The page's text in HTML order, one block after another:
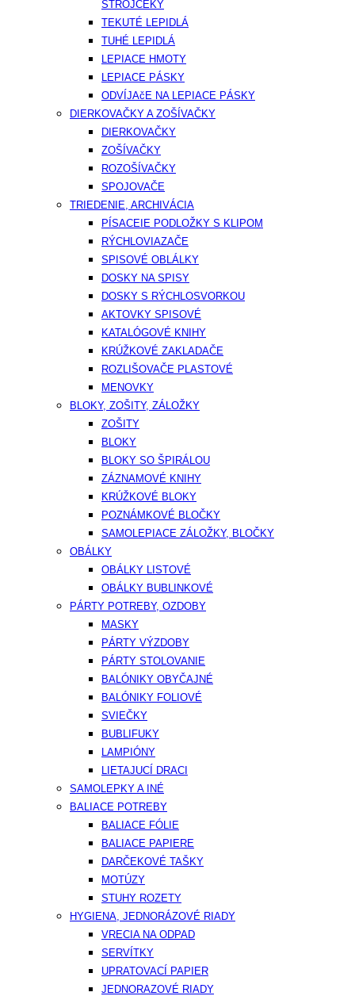
STROJČEKY
TEKUTÉ LEPIDLÁ
TUHÉ LEPIDLÁ
LEPIACE HMOTY
LEPIACE PÁSKY
ODVÍJAčE NA LEPIACE PÁSKY
DIERKOVAČKY A ZOŠÍVAČKY
DIERKOVAČKY
ZOŠÍVAČKY
ROZOŠÍVAČKY
SPOJOVAČE
TRIEDENIE, ARCHIVÁCIA
PÍSACEIE PODLOŽKY S KLIPOM
RÝCHLOVIAZAČE
SPISOVÉ OBLÁLKY
DOSKY NA SPISY
DOSKY S RÝCHLOSVORKOU
AKTOVKY SPISOVÉ
KATALÓGOVÉ KNIHY
KRÚŽKOVÉ ZAKLADAČE
ROZLIŠOVAČE PLASTOVÉ
MENOVKY
BLOKY, ZOŠITY, ZÁLOŽKY
ZOŠITY
BLOKY
BLOKY SO ŠPIRÁLOU
ZÁZNAMOVÉ KNIHY
KRÚŽKOVÉ BLOKY
POZNÁMKOVÉ BLOČKY
SAMOLEPIACE ZÁLOŽKY, BLOČKY
OBÁLKY
OBÁLKY LISTOVÉ
OBÁLKY BUBLINKOVÉ
PÁRTY POTREBY, OZDOBY
MASKY
PÁRTY VÝZDOBY
PÁRTY STOLOVANIE
BALÓNIKY OBYČAJNÉ
BALÓNIKY FOLIOVÉ
SVIEČKY
BUBLIFUKY
LAMPIÓNY
LIETAJUCÍ DRACI
SAMOLEPKY A INÉ
BALIACE POTREBY
BALIACE FÓLIE
BALIACE PAPIERE
DARČEKOVÉ TAŠKY
MOTÚZY
STUHY ROZETY
HYGIENA, JEDNORÁZOVÉ RIADY
VRECIA NA ODPAD
SERVÍTKY
UPRATOVACÍ PAPIER
JEDNORAZOVÉ RIADY